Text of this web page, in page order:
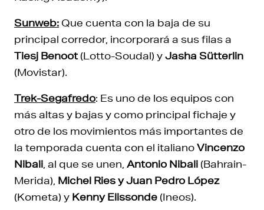
Sunweb: Que cuenta con la baja de su
principal corredor, incorporará a sus filas a
Tiesj Benoot(Lotto-Soudal) yJasha Sütterlin
(Movistar).
Trek-Segafredo: Es uno de los equipos con
más altas y bajas y como principal fichaje y
otro de los movimientos más importantes de
la temporada cuenta con el italianoVincenzo
Nibali, al que se unen, Antonio Nibali (Bahrain-
Merida), Michel Ries y Juan Pedro López
(Kometa) y Kenny Elissonde (Ineos).